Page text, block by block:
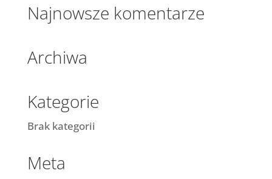
Najnowsze komentarze
Archiwa
Kategorie
Brak kategorii
Meta